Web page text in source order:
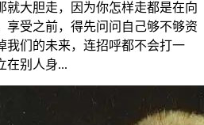
就大胆走，因为你怎样走都是在向
享受之前，得先问问自己够不够资
我们的未来，连招呼都不会打一
在别人身...